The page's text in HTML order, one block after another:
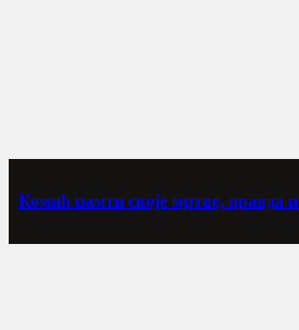
Комић памти своје мртве, правда